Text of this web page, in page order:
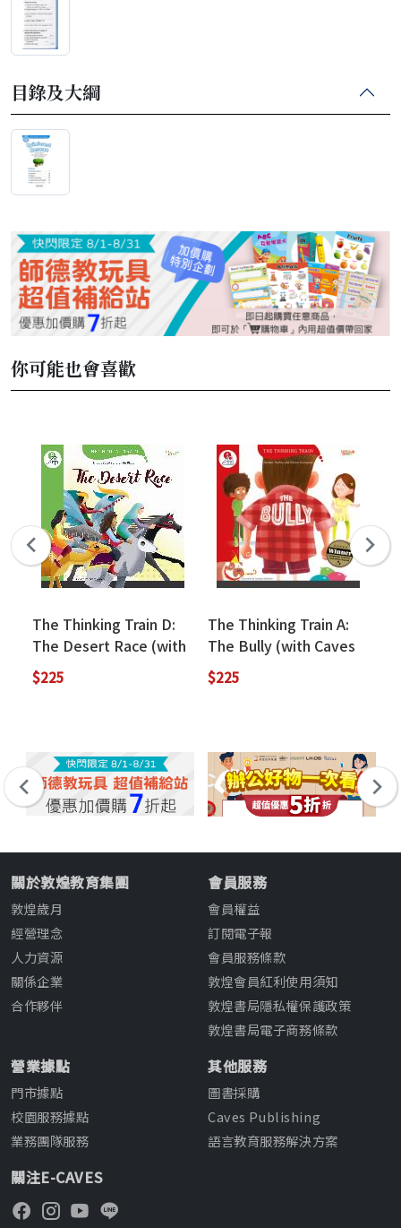
目錄及大綱
你可能也會喜歡
The Thinking Train D:
The Desert Race (with
Caves
WebSource+Online
$225
The Thinking Train A:
The Bully (with Caves
WebSource+Online
Game Access Code)
$225
關於敦煌教育集團
敦煌歲月
經營理念
人力資源
關係企業
合作夥伴
會員服務
會員權益
訂閱電子報
會員服務條款
敦煌會員紅利使用須知
敦煌書局隱私權保護政策
敦煌書局電子商務條款
營業據點
門市據點
校園服務據點
業務團隊服務
其他服務
圖書採購
Caves Publishing
語言教育服務解決方案
關注E-CAVES